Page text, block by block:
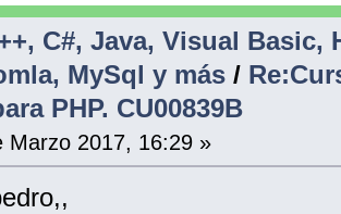
C#, Java, Visual Basic,
MySql y más/
PHP. CU00839B
Marzo 2017, 16:29 »